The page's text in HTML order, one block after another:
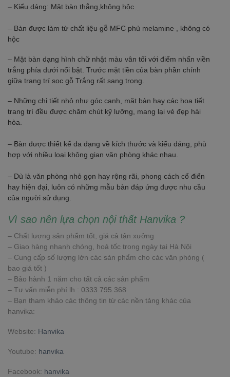
– Kiểu dáng: Mặt bàn thẳng,không hộc
– Bàn được làm từ chất liệu gỗ MFC phủ melamine , không có
hộc
– Mặt bàn dạng hình chữ nhật màu vân tối với điểm nhấn viền
trắng phía dưới nổi bật. Trước mặt tiền của bàn phần chính
giữa trang trí sọc gỗ Trắng rất sang trọng.
– Những chi tiết nhỏ như góc cạnh, mặt bàn hay các họa tiết
trang trí đều được chăm chút kỹ lưỡng, mang lại vẻ đẹp hài
hòa.
– Bàn được thiết kế đa dạng về kích thước và kiểu dáng, phù
hợp với nhiều loại không gian văn phòng khác nhau.
– Dù là văn phòng nhỏ gọn hay rộng rãi, phong cách cổ điển
hay hiện đại, luôn có những mẫu bàn đáp ứng được nhu cầu
của người sử dụng.
Vì sao nên lựa chọn nội thất Hanvika ?
– Chất lượng sản phẩm tốt, giá cả tận xưởng
– Giao hàng nhanh chóng, hoả tốc trong ngày tại Hà Nội
– Cung cấp số lượng lớn các sản phẩm cho các văn phòng (
bao giá tốt )
– Bảo hành 1 năm cho tất cả các sản phẩm
– Tư vấn miễn phí lh : 0333.795.368
– Bạn tham khảo các thông tin từ các nền tảng khác của
hanvika:
Website: Hanvika
Youtube: hanvika
Facebook: hanvika